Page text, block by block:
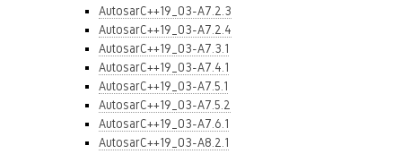
AutosarC++19_03-A7.2.3
AutosarC++19_03-A7.2.4
AutosarC++19_03-A7.3.1
AutosarC++19_03-A7.4.1
AutosarC++19_03-A7.5.1
AutosarC++19_03-A7.5.2
AutosarC++19_03-A7.6.1
AutosarC++19_03-A8.2.1